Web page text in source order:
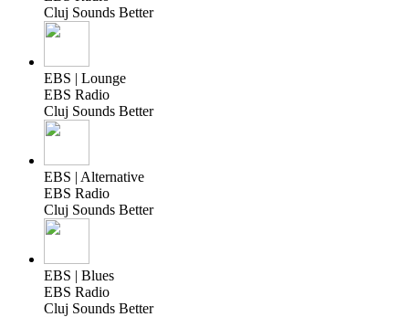
Cluj Sounds Better
EBS | Lounge
EBS Radio
Cluj Sounds Better
EBS | Alternative
EBS Radio
Cluj Sounds Better
EBS | Blues
EBS Radio
Cluj Sounds Better